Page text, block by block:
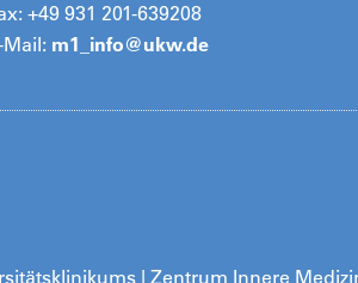
+49 931 201-639208
Mail: m1_info@ukw.de
| Zentrum Innere